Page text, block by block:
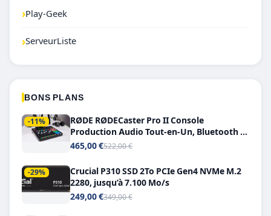
›Play-Geek
›ServeurListe
BONS PLANS
-11%
RØDE RØDECaster Pro II Console
Production Audio Tout-en-Un, Bluetooth et
Double USB-C
465,00 €522,00 €
-29%
Crucial P310 SSD 2To PCIe Gen4 NVMe M.2
2280, jusqu’à 7.100 Mo/s
249,00 €349,00 €